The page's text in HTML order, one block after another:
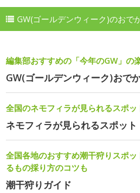
GW(ゴールデンウィーク)のおで
編集部おすすめの「今年のGW」の
GW(ゴールデンウィーク)おで
全国のネモフィラが見られるスポ
ネモフィラが見られるスポット
全国各地のおすすめ潮干狩りスポ
るもの採り方のコツも
潮干狩りガイド